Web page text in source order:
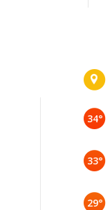
34°
33°
29°